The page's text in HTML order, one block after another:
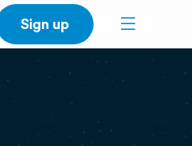
Sign up